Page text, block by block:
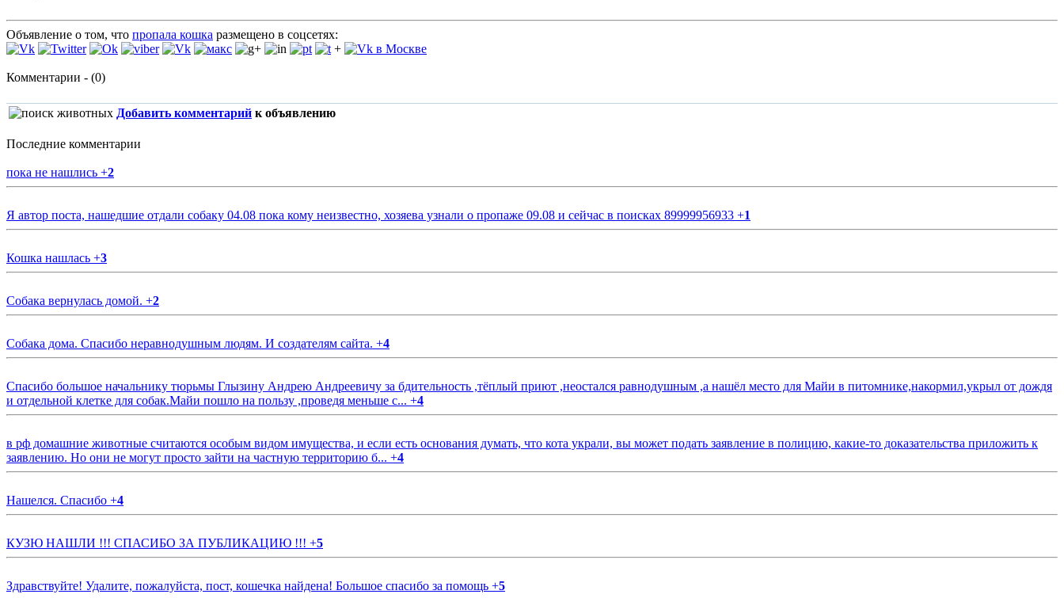
Объявление о том, что пропала кошка размещено в соцсетях:
+
Комментарии - (0)
Добавить комментарий к объявлению
Последние комментарии
пока не нашлись +2
Я автор поста, нашедшие отдали собаку 04.08 пока кому неизвестно, хозяева узнали о пропаже 09.08 и сейчас в поисках 89999956933 +1
Кошка нашлась +3
Собака вернулась домой. +2
Собака дома. Спасибо неравнодушным людям. И создателям сайта. +4
Спасибо большое начальнику тюрьмы Глызину Андрею Андреевичу за бдительность ,тёплый приют ,неостался равнодушным ,а нашёл место для Майи в питомнике,накормил,укрыл от дождя
и отдельной клетке для собак.Майи пошло на пользу ,проведя меньше с... +4
в рф домашние животные считаются особым видом имущества, и если есть основания думать, что кота украли, вы может подать заявление в полицию, какие-то доказательства приложить к
заявлению. Но они не могут просто зайти на частную территорию б... +4
Нашелся. Спасибо +4
КУЗЮ НАШЛИ !!! СПАСИБО ЗА ПУБЛИКАЦИЮ !!! +5
Здравствуйте! Удалите, пожалуйста, пост, кошечка найдена! Большое спасибо за помощь +5